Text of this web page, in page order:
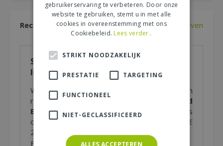
Recensies Naar boven
Schrijf zelf een recensie over "Rosa
Ingrid Bergman, pot 17 cm, h 35 cm"
Wij zijn benieuwd naar uw mening! Schrijf een
recensie over het artikel
"Rosa Ingrid
Bergman, pot 17 cm, h 35 cm"
en maak kans
op een Nationale Tuinbon ter waarde van €
25,- !
Beoordeling:
gebruikerservaring te verbeteren. Door onze
website te gebruiken, stemt u in met alle
cookies in overeenstemming met ons
Cookiebeleid. Lees verder..
STRIKT NOODZAKELIJK
PRESTATIE TARGETING
FUNCTIONEEL
NIET-GECLASSIFICEERD
ALLES ACCEPTEREN